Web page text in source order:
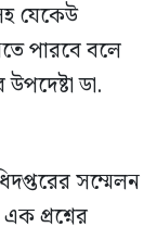
যেকেউ
পারবে বলে
ডা.
সম্মেলন
প্রশ্নের